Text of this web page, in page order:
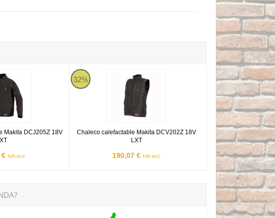
Makita DCJ205Z 18V
€ IVA incl.
Makita DCJ205Z 18V LXT
32%
Chaleco calefactable Makita DCV202Z 18V
LXT
190,07 € IVA incl.
Chaleco calefactable Makita DCV202Z 18V LXT